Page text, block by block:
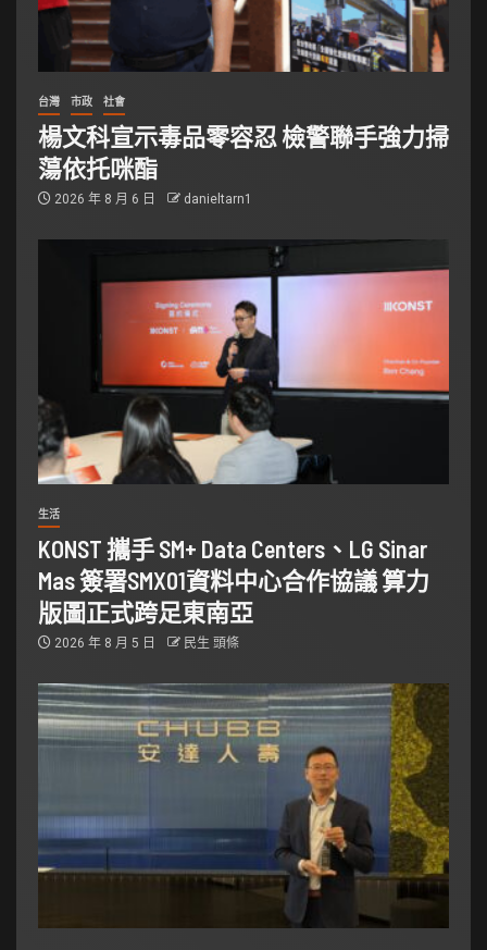
台灣 市政 社會
楊文科宣示毒品零容忍 檢警聯手強力掃
蕩依托咪酯
2026 年 8 月 6 日 danieltarn1
生活
KONST 攜手 SM+ Data Centers、LG Sinar
Mas 簽署SMX01資料中心合作協議 算力
版圖正式跨足東南亞
2026 年 8 月 5 日 民生 頭條